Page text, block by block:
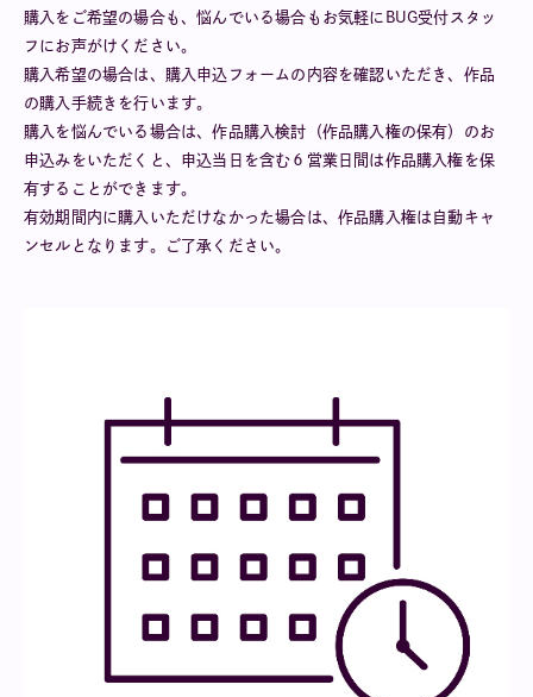
購入をご希望の場合も、悩んでいる場合もお気軽にBUG受付スタッ
フにお声がけください。
購入希望の場合は、購入申込フォームの内容を確認いただき、作品
の購入手続きを行います。
購入を悩んでいる場合は、作品購入検討（作品購入権の保有）のお
申込みをいただくと、申込当日を含む６営業日間は作品購入権を保
有することができます。
有効期間内に購入いただけなかった場合は、作品購入権は自動キャ
ンセルとなります。ご了承ください。